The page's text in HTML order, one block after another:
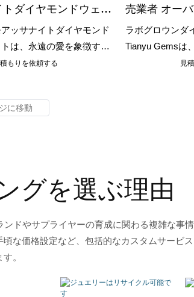
ダイヤモンドウェデ
ット 18Kイエロー
指輪セット
ッサナイトダイヤモンド
は、永遠の愛を象徴する
イルと個性を表現するも
もりを依頼する
売業者 オー
ンダイヤモン
ゴールドとホ
ラボグロウンダ
Tianyu Gemsは
ウンダイヤモン
見
グを選ぶ理由
ドやサプライヤーの育成に関わる複雑な事
な価格設定など、包括的なカスタムサービ
。